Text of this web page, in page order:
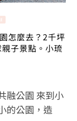
怎麼去？2千坪
子景點。小琉
融公園 來到小
的公園，造